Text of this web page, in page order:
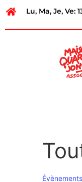
Lu, Ma, Je, Ve:
Évènements